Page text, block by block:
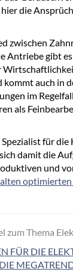
die
zwischen
Antriebe gibt
kommt auch in
im
als
Spezialist für
damit die
und
zum Thema
FÜR DIE